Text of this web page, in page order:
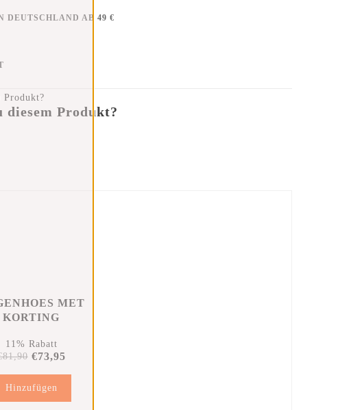
DEUTSCHLAND AB 49 €
diesem Produkt?
MET
KORTING
11% Rabatt
€73,95
Hinzufügen